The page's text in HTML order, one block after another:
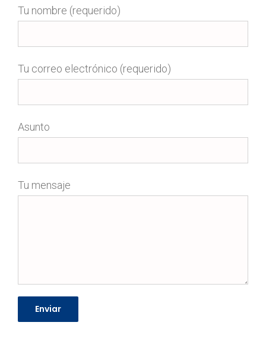
Tu nombre (requerido)
Tu correo electrónico (requerido)
Asunto
Tu mensaje